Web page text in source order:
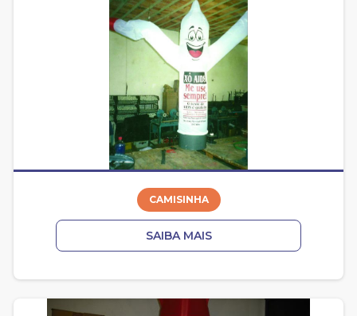
CAMISINHA
SAIBA MAIS